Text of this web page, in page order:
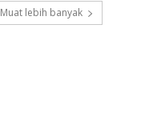
Muat lebih banyak